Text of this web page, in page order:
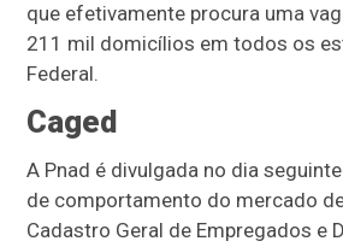
que efetivamente procura uma
211 mil domicílios em todos os
Federal.
Caged
A Pnad é divulgada no dia
de comportamento do mercado
Cadastro Geral de Empregados e